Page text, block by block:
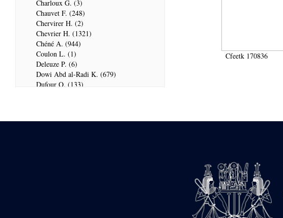
Charloux G. (3)
Chauvet F. (248)
Chervirer H. (2)
Chevrier H. (1321)
Chéné A. (944)
Coulon L. (1)
Deleuze P. (6)
Dowi Abd al-Radi K. (679)
Dufour Q. (133)
Cfeetk 170836